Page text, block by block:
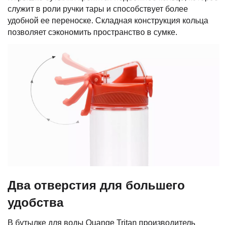
служит в роли ручки тары и способствует более
удобной ее переноске. Складная конструкция кольца
позволяет сэкономить пространство в сумке.
Два отверстия для большего
удобства
В бутылке для воды Quange Tritan производитель